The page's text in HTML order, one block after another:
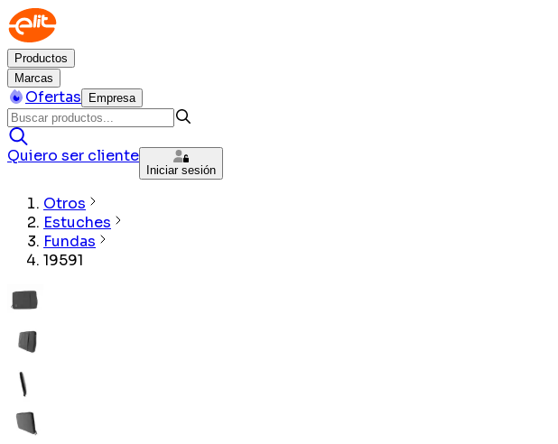
Productos
Marcas
Ofertas Empresa
Quiero ser cliente
Iniciar sesión
Otros
Estuches
Fundas
19591